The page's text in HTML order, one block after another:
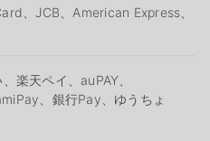
、JCB、American Express、
楽天ペイ、auPAY、
、銀行Pay、ゆうちょ